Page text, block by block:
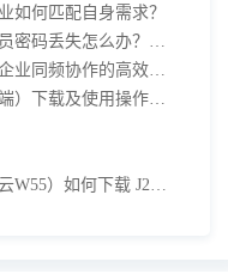
如何匹配自身需求？
接而连本地化免费版系统管理员密码丢失怎么办？两种解决方案帮你快速恢复权限
接而连的频道功能：如何成为企业同频协作的高效枢纽？
接而连本地化免费版本（服务端）下载及使用操作手册
华为国产台式计算机（华为擎云W55）如何下载 J2L3x 客户端